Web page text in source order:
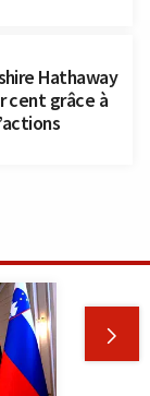
Hathaway
cent grâce à
